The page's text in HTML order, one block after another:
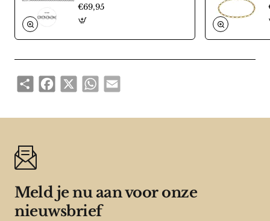
€69,95
ShareFacebook
X WhatsAppEmail
Meld je nu aan voor onze
nieuwsbrief